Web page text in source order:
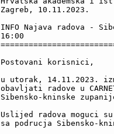
Zagreb, 10.11.2023.
INFO Najava radova -
16:00
Postovani korisnici,
u utorak, 14.11.2023.
obavljati radove u
Sibensko-kninske
Uslijed radova moguci
sa podrucja Sibensko-